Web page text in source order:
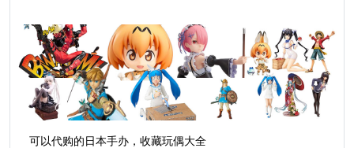
可以代购的日本手办，收藏玩偶大全